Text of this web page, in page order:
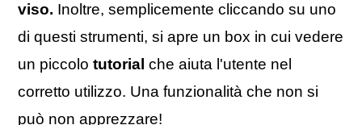
viso. Inoltre, semplicemente cliccando su uno
di questi strumenti, si apre un box in cui vedere
un piccolo tutorial che aiuta l'utente nel
corretto utilizzo. Una funzionalità che non si
può non apprezzare!